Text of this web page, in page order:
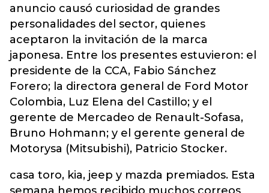
anuncio causó curiosidad de grandes
personalidades del sector, quienes
aceptaron la invitación de la marca
japonesa. Entre los presentes estuvieron: el
presidente de la CCA, Fabio Sánchez
Forero; la directora general de Ford Motor
Colombia, Luz Elena del Castillo; y el
gerente de Mercadeo de Renault-Sofasa,
Bruno Hohmann; y el gerente general de
Motorysa (Mitsubishi), Patricio Stocker.
casa toro, kia, jeep y mazda premiados. Esta